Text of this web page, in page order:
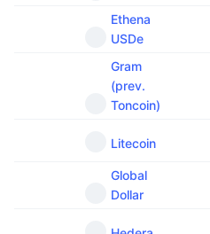
Lịch ICO
Lịch Sự kiện
Ethena
USDe
Gram
(prev.
Toncoin)
Litecoin
Global
Dollar